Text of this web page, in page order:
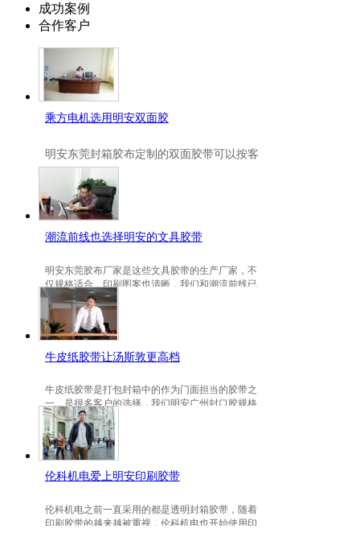
成功案例
合作客户
乘方电机选用明安双面胶
明安东莞封箱胶布定制 的双面胶带可以按客
是可以定做的，不仅如此，规格也是可以定
做的。
潮流前线也选择明安的文具胶带
明安东莞胶布厂家是这些文具胶带的生产厂家，不
仅规格适合，印刷图案也清晰，我们和潮流前线已
有3年的稳定合作关系。
牛皮纸胶带让汤斯敦更高档
牛皮纸胶带是打包封箱中的作为门面担当的胶带之
一，是很多客户的选择，我们明安广州封口胶规格
包装的牛皮纸胶带就是汤斯敦的选择。
伦科机电爱上明安印刷胶带
伦科机电之前一直采用的都是透明封箱胶带，随着
印刷胶带的越来越被重视，伦科机电也开始使用印